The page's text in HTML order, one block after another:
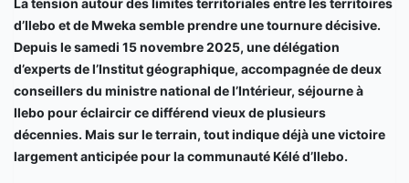
d’Ilebo et de Mweka semble prendre une tournure décisive.
Depuis le samedi 15 novembre 2025, une délégation
d’experts de l’Institut géographique, accompagnée de deux
conseillers du ministre national de l’Intérieur, séjourne à
Ilebo pour éclaircir ce différend vieux de plusieurs
décennies. Mais sur le terrain, tout indique déjà une victoire
largement anticipée pour la communauté Kélé d’Ilebo.